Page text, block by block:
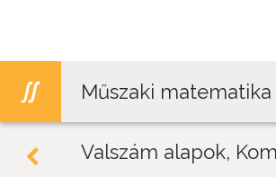
Műszaki matematika
Valszám alapok,